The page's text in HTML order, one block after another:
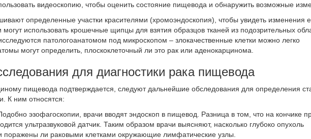
видеоскопию, чтобы оценить состояние пищевода и обнаружить возможные
определенные участки красителями (хромоэндоскопия), чтобы увидеть изменения
использовать крошечные щипцы для взятия образцов тканей из подозрительных
патологоанатомом под микроскопом – злокачественные клетки можно легко
могут определить, плоскоклеточный ли это рак или аденокарцинома.
для диагностики рака пищевода
пищевода подтверждается, следуют дальнейшие обследования для определения
К ним относятся:
эзофагоскопии, врачи вводят эндоскоп в пищевод. Разница в том, что на кончике
ультразвуковой датчик. Таким образом врачи выясняют, насколько глубоко опухоль
поражены ли раковыми клетками окружающие лимфатические узлы.